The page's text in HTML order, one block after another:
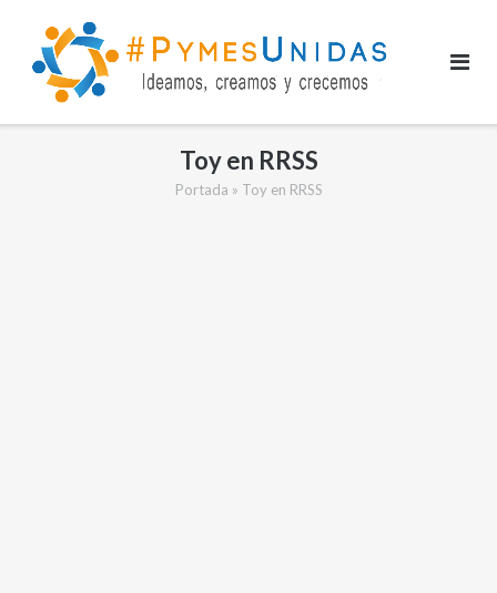
contenido
Toy en RRSS
Portada » Toy en RRSS